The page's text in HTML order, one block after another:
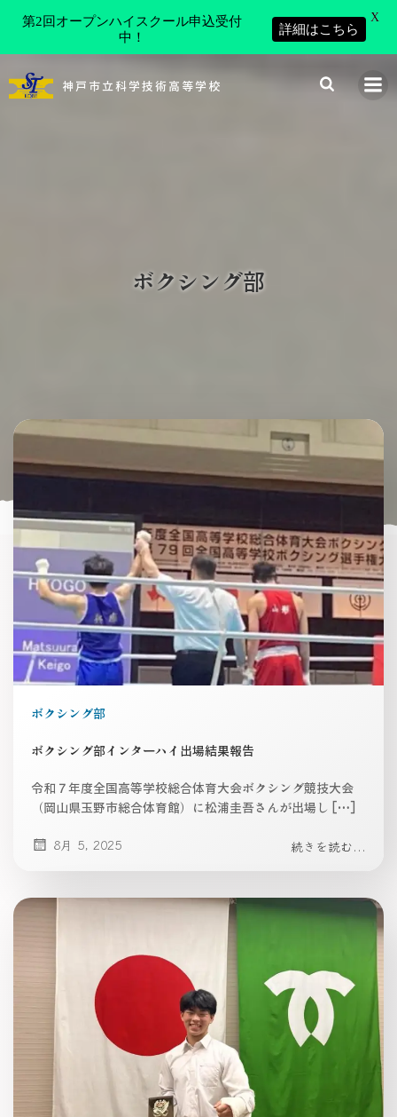
ン
神戸市立科学技術高等学校
ボクシング部
ボクシング部
ボクシング部インターハイ出場結果報告
令和７年度全国高等学校総合体育大会ボクシング競技大会
（岡山県玉野市総合体育館）に松浦圭吾さんが出場し […]
8月 5, 2025 続きを読む...
第2回オープンハイスクール申込受付
中！
詳細はこちら
X